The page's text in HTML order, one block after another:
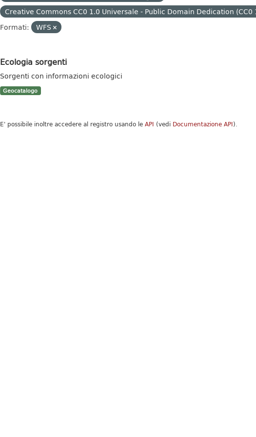
Creative Commons CC0 1.0 Universale - Public Domain Dedication (CC0
Formati:
WFS
Ecologia sorgenti
Sorgenti con informazioni ecologici
Geocatalogo
E' possibile inoltre accedere al registro usando le API (vedi Documentazione API).